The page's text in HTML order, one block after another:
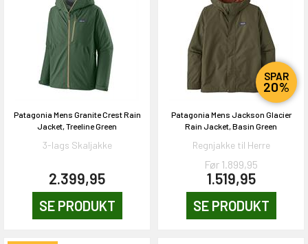
Patagonia Mens Granite Crest Rain
Jacket, Treeline Green
3-lags Skaljakke
2.399,95
SE PRODUKT
SPAR
20%
Patagonia Mens Jackson Glacier
Rain Jacket, Basin Green
Regnjakke til Herre
Før 1.899,95
1.519,95
SE PRODUKT